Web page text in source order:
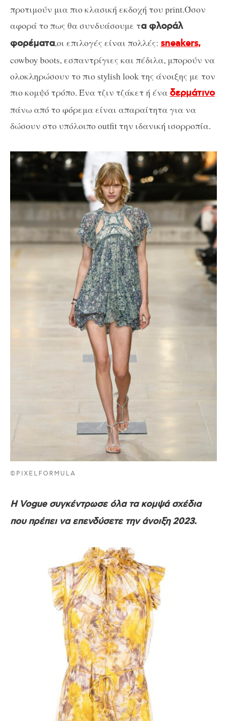
προτιμούν μια πιο κλασική εκδοχή του print.Όσον
αφορά το πως θα συνδυάσουμε τα φλοράλ
φορέματα,οι επιλογές είναι πολλές: sneakers,
cowboy boots, εσπαντρίγιες και πέδιλα, μπορούν να
ολοκληρώσουν το πιο stylish look της άνοιξης με τον
πιο κομψό τρόπο. Ένα τζιν τζάκετ ή έναδερμάτινο
πάνω από το φόρεμα είναι απαραίτητα για να
δώσουν στο υπόλοιπο outfit την ιδανική ισορροπία.
©PIXELFORMULA
H Vogue συγκέντρωσε όλα τα κομψά σχέδια
που πρέπει να επενδύσετε την άνοιξη 2023.